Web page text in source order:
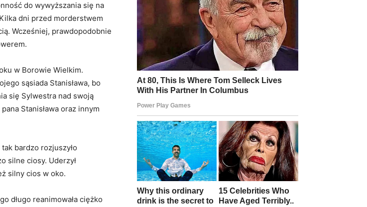
do wywyższania się na
dni przed morderstwem
Wcześniej, prawdopodobnie
w Borowie Wielkim.
sąsiada Stanisława, bo
się Sylwestra nad swoją
Stanisława oraz innym
bardzo rozjuszyło
silne ciosy. Uderzył
silny cios w oko.
długo reanimowała ciężko